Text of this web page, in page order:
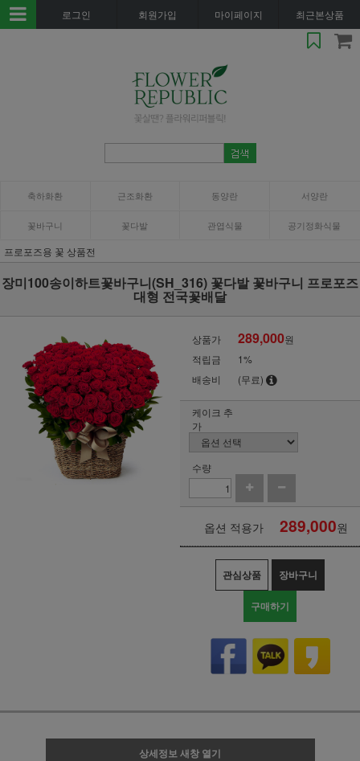
로그인 회원가입 마이페이지 최근본상품
축하화환 근조화환 동양란 서양란
꽃바구니 꽃다발 관엽식물 공기정화식물
프로포즈용 꽃 상품전
장미100송이하트꽃바구니(SH_316) 꽃다발 꽃바구니 프로포즈
대형 전국꽃배달
상품가 289,000원
적립금
1%
배송비
(무료)
케이크 추
가
수량
옵션 적용가 289,000원
관심상품 장바구니
구매하기
상세정보 새창 열기